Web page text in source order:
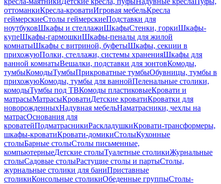
оттоманкиКресла-кроватиИгровая мебельКресла
геймерскиеСтолы геймерскиеПодставки для
ноутбуковШкафы и стеллажиШкафыСтенки, горкиШкафы-
купеШкафы-гармошкиШкафы-пеналы для жилой
комнатыШкафы с витриной, буфетыШкафы, секции в
прихожуюПолки, стеллажи, системы храненияШкафы для
ванной комнатыВешалки, подставки для зонтовКомоды,
тумбыКомодыТумбыПрикроватные тумбыОбувницы, тумбы в
прихожуюКомоды, тумбы для ваннойПеленальные столики,
комодыТумбы под ТВКомоды пластиковыеКровати и
матрасыМатрасыКроватиДетские кроватиКроватки для
новорожденныхНадувная мебельНаматрасники, чехлы на
матрасОснования для
кроватейПодматрасникиРаскладушкиКровати-трансформеры,
шкафы-кроватиКровати-домикиСтолыКухонные
столыБарные столыСтолы письменные,
компьютерныеДетские столыТуалетные столикиЖурнальные
столыСадовые столыРастущие столы и партыСтолы,
журнальные столики для баниПриставные
столикиКонсольные столикиОбеденные группыСтолы-